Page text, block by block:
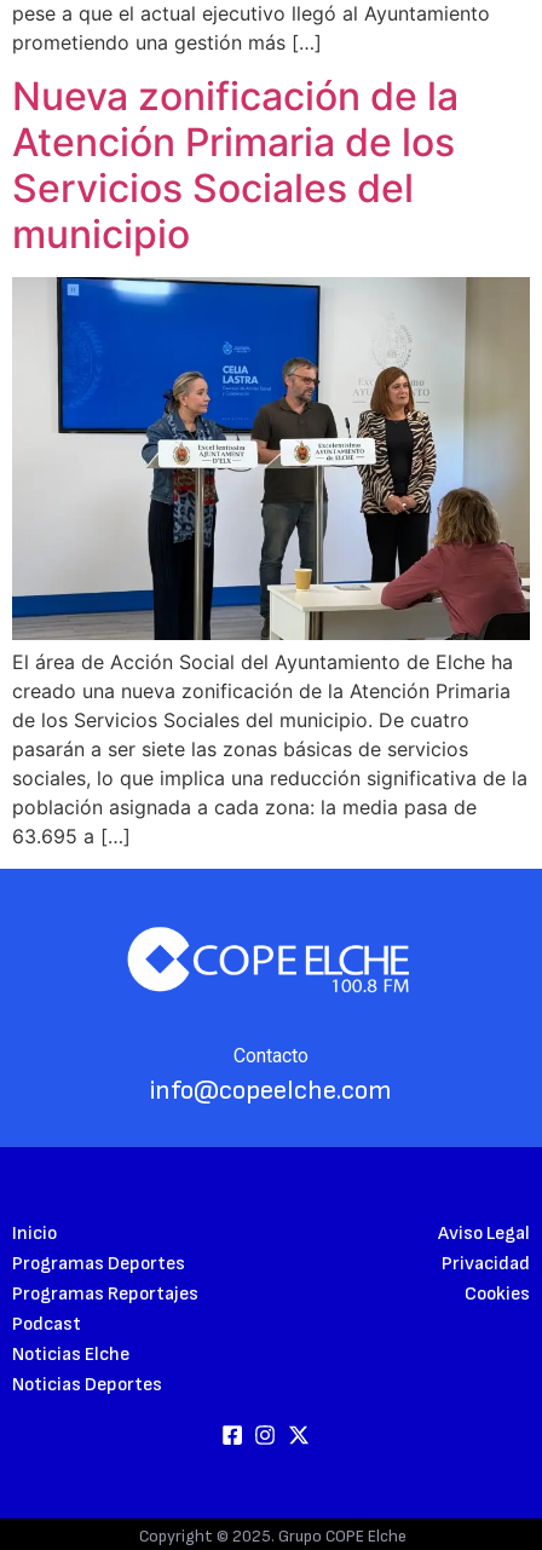
pese a que el actual ejecutivo llegó al Ayuntamiento
prometiendo una gestión más […]
Nueva zonificación de la
Atención Primaria de los
Servicios Sociales del
municipio
El área de Acción Social del Ayuntamiento de Elche ha
creado una nueva zonificación de la Atención Primaria
de los Servicios Sociales del municipio. De cuatro
pasarán a ser siete las zonas básicas de servicios
sociales, lo que implica una reducción significativa de la
población asignada a cada zona: la media pasa de
63.695 a […]
Contacto
info@copeelche.com
Inicio
Programas Deportes
Programas Reportajes
Podcast
Noticias Elche
Noticias Deportes
Aviso Legal
Privacidad
Cookies
Copyright © 2025. Grupo COPE Elche